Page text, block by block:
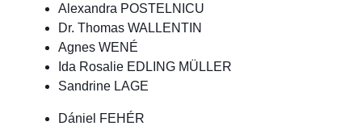
Alexandra POSTELNICU
Dr. Thomas WALLENTIN
Agnes WENÉ
Ida Rosalie EDLING MÜLLER
Sandrine LAGE
Dániel FEHÉR